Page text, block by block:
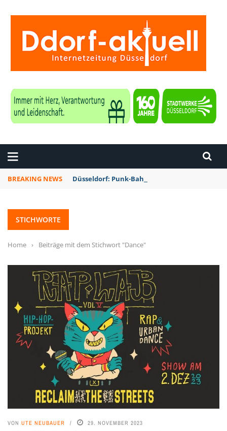
BREAKING NEWS Düsseldorf: Punk-Bahn-Fahrt mit Dosenbier
STICHWORTE
Home › Beiträge mit dem Stichwort "Dance"
VON UTE NEUBAUER 29. NOVEMBER 2023